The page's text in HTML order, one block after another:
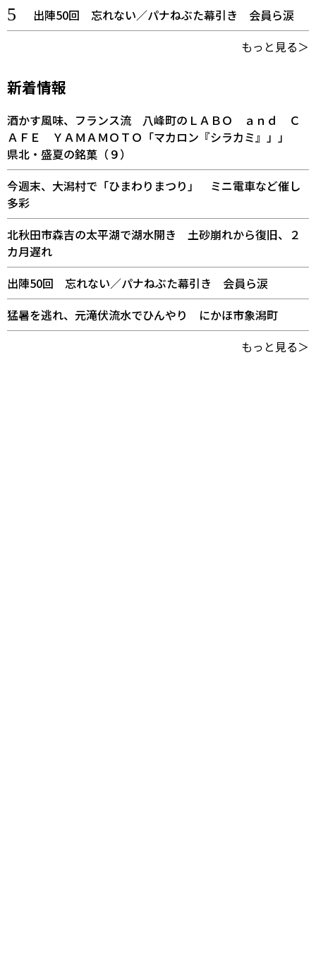
出陣50回 忘れない／パナねぶた幕引き 会員ら涙
もっと見る＞
新着情報
酒かす風味、フランス流 八峰町のＬＡＢＯ ａｎｄ Ｃ
ＡＦＥ ＹＡＭＡＭＯＴＯ「マカロン『シラカミ』」」
県北・盛夏の銘菓（９）
今週末、大潟村で「ひまわりまつり」 ミニ電車など催し
多彩
北秋田市森吉の太平湖で湖水開き 土砂崩れから復旧、２
カ月遅れ
出陣50回 忘れない／パナねぶた幕引き 会員ら涙
猛暑を逃れ、元滝伏流水でひんやり にかほ市象潟町
もっと見る＞